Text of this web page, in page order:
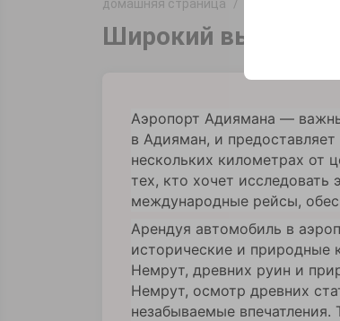
домашняя страница
Широкий выбор
Аэропорт Адиямана —
в Адияман, и предоставляет
нескольких километрах от
тех, кто хочет исследовать
международные рейсы,
Арендуя автомобиль в
исторические и природные
Немрут, древних руин и
Немрут, осмотр древних
незабываемые